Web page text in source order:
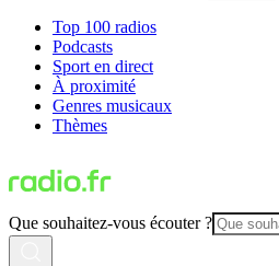
Top 100 radios
Podcasts
Sport en direct
À proximité
Genres musicaux
Thèmes
Que souhaitez-vous écouter ?